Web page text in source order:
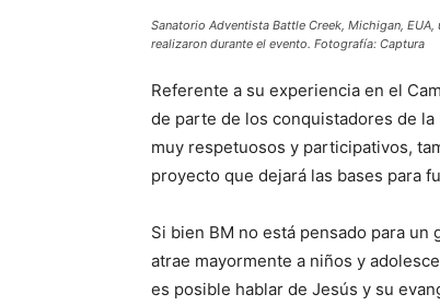
Sanatorio Adventista Battle Creek, Michigan,
realizaron durante el evento. Fotografía: Captura
Referente a su experiencia en el
de parte de los conquistadores de
muy respetuosos y participativos,
proyecto que dejará las bases para
Si bien BM no está pensado para
atrae mayormente a niños y
es posible hablar de Jesús y su